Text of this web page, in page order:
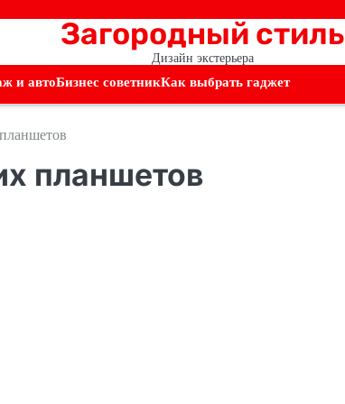
Загородный стиль
Дизайн экстерьера
и автоБизнес советникКак выбрать гаджет
планшетов